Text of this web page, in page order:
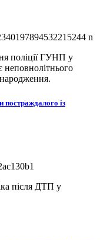
поліції ГУНП у
неповнолітнього
із
після ДТП у